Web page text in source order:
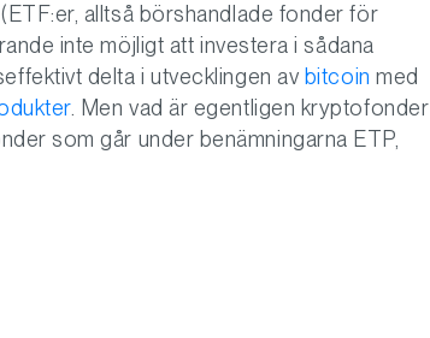
alltså börshandlade fonder för
inte möjligt att investera i sådana
delta i utvecklingen av bitcoin med
. Men vad är egentligen kryptofonder
som går under benämningarna ETP,